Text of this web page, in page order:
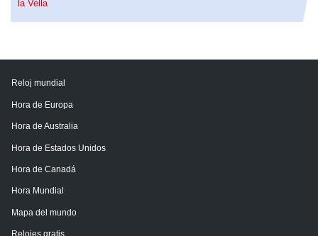
la Vella
Reloj mundial
Hora de Europa
Hora de Australia
Hora de Estados Unidos
Hora de Canadá
Hora Mundial
Mapa del mundo
Relojes gratis